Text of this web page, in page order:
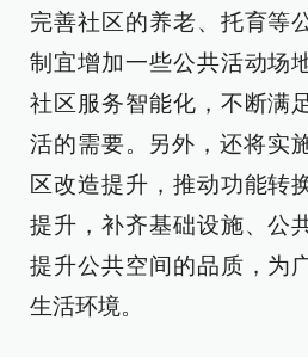
完善社区的养老、托育等
制宜增加一些公共活动场
社区服务智能化，不断满
活的需要。另外，还将实
区改造提升，推动功能转
提升，补齐基础设施、公
提升公共空间的品质，为
生活环境。